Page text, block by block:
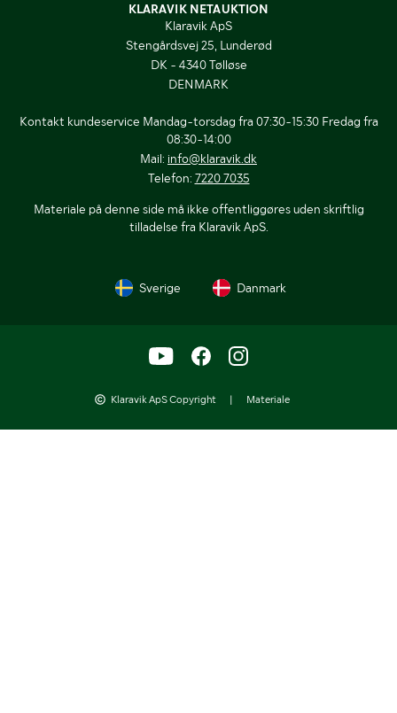
KLARAVIK NETAUKTION
Klaravik ApS
Stengårdsvej 25, Lunderød
DK - 4340 Tølløse
DENMARK
Kontakt kundeservice Mandag-torsdag fra 07:30-15:30 Fredag fra
08:30-14:00
Mail: info@klaravik.dk
Telefon: 7220 7035
Materiale på denne side må ikke offentliggøres uden skriftlig
tilladelse fra Klaravik ApS.
Sverige Danmark
Klaravik ApS Copyright | Materiale